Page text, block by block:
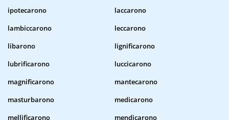
ipotecarono
laccarono
lambiccarono
leccarono
libarono
lignificarono
lubrificarono
luccicarono
magnificarono
mantecarono
masturbarono
medicarono
mellificarono
mendicarono